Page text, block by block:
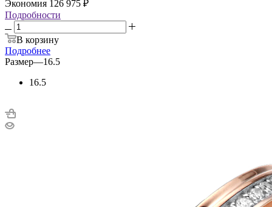
Экономия 126 975 ₽
Подробности
В корзину
Подробнее
Размер—16.5
16.5